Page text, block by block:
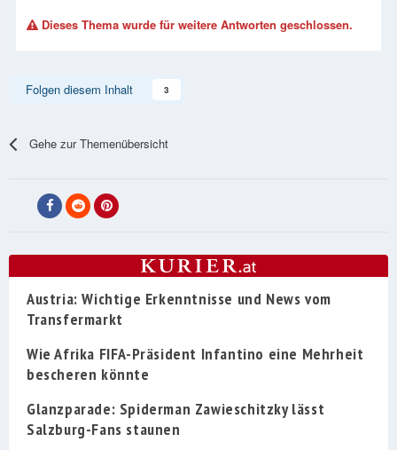
Dieses Thema wurde für weitere Antworten geschlossen.
Folgen diesem Inhalt 3
Gehe zur Themenübersicht
Austria: Wichtige Erkenntnisse und News vom
Transfermarkt
Wie Afrika FIFA-Präsident Infantino eine Mehrheit
bescheren könnte
Glanzparade: Spiderman Zawieschitzky lässt
Salzburg-Fans staunen